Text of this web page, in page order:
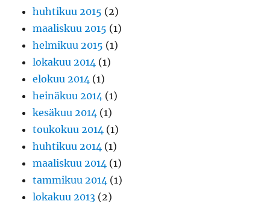
huhtikuu 2015 (2)
maaliskuu 2015 (1)
helmikuu 2015 (1)
lokakuu 2014 (1)
elokuu 2014 (1)
heinäkuu 2014 (1)
kesäkuu 2014 (1)
toukokuu 2014 (1)
huhtikuu 2014 (1)
maaliskuu 2014 (1)
tammikuu 2014 (1)
lokakuu 2013 (2)